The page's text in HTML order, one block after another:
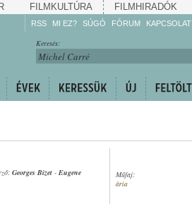
FILMKULTÚRA FILMHIRADÓK
RSS MI EZ? SÚGÓ
Gyarapítsa!
Kövesse!
FÓRUM KAPCSOLAT
Keresés:
Georges Bizet - Eugene
Műfaj:
ária